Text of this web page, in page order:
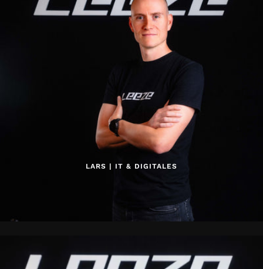
LARS | IT & DIGITALES